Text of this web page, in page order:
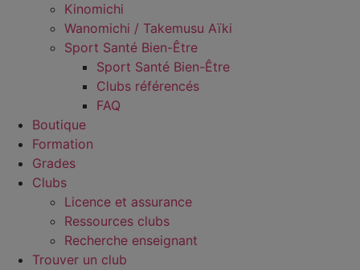
Kinomichi
Wanomichi / Takemusu Aïki
Sport Santé Bien-Être
Sport Santé Bien-Être
Clubs référencés
FAQ
Boutique
Formation
Grades
Clubs
Licence et assurance
Ressources clubs
Recherche enseignant
Trouver un club